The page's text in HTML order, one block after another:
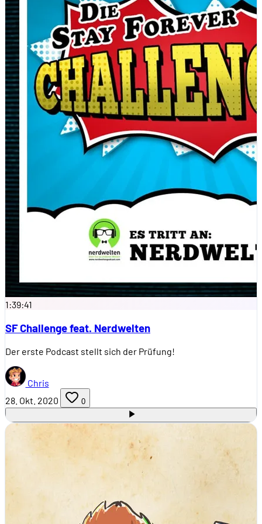
1:39:41
SF Challenge feat. Nerdwelten
Der erste Podcast stellt sich der Prüfung!
Chris
28. Okt. 2020
0